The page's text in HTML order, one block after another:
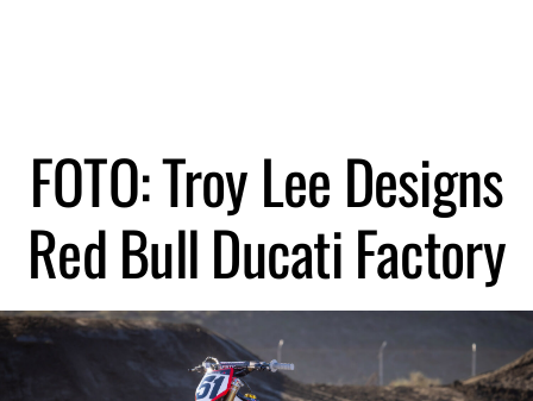
FOTO: Troy Lee Designs
Red Bull Ducati Factory